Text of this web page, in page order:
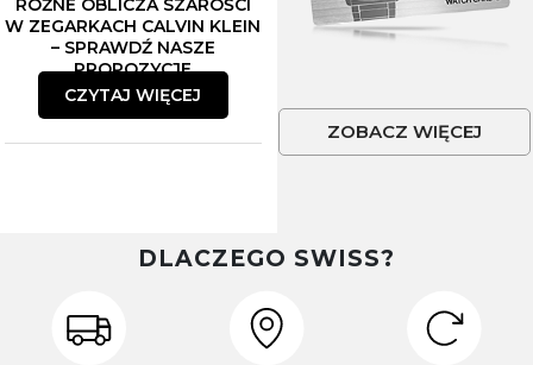
RÓŻNE OBLICZA SZAROŚCI
W ZEGARKACH CALVIN KLEIN
– SPRAWDŹ NASZE
PROPOZYCJE
CZYTAJ WIĘCEJ
ZOBACZ WIĘCEJ
DLACZEGO SWISS?